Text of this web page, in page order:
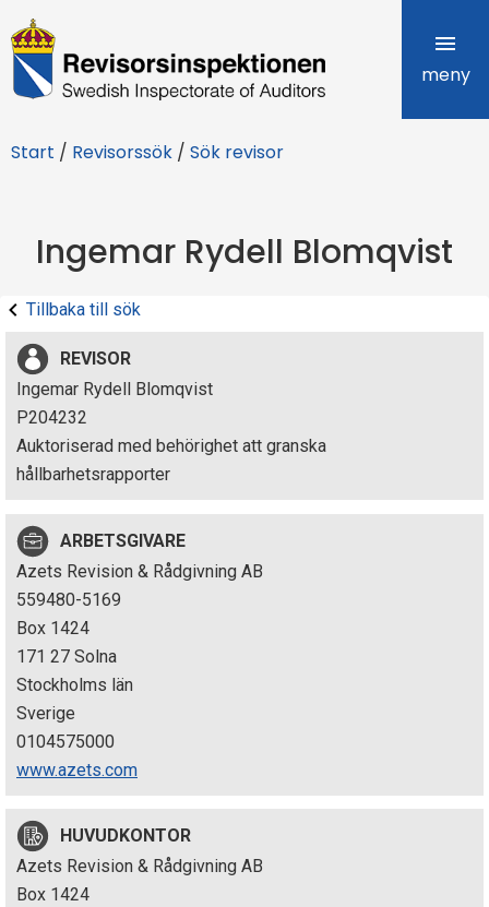
R
e
i
r
s
i
n
s
p
e
k
t
i
o
n
e
n
meny
Start / Revisorssök / Sök revisor
Ingemar Rydell Blomqvist
Tillbaka till sök
REVISOR
Ingemar Rydell Blomqvist
P204232
Auktoriserad med behörighet att granska
hållbarhetsrapporter
ARBETSGIVARE
Azets Revision & Rådgivning AB
559480-5169
Box 1424
171 27 Solna
Stockholms län
Sverige
0104575000
www.azets.com
HUVUDKONTOR
Azets Revision & Rådgivning AB
Box 1424